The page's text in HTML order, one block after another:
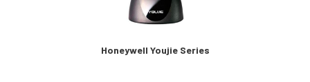
Honeywell Youjie Series